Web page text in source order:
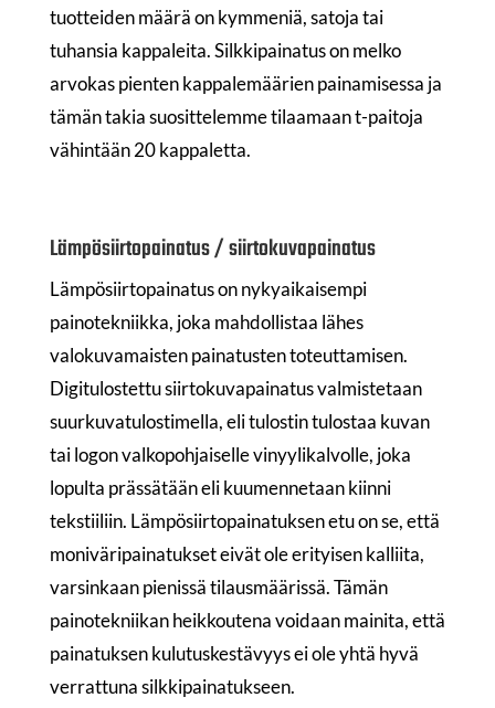
tuotteiden määrä on kymmeniä, satoja tai
tuhansia kappaleita. Silkkipainatus on melko
arvokas pienten kappalemäärien painamisessa ja
tämän takia suosittelemme tilaamaan t-paitoja
vähintään 20 kappaletta.
Lämpösiirtopainatus / siirtokuvapainatus
Lämpösiirtopainatus on nykyaikaisempi
painotekniikka, joka mahdollistaa lähes
valokuvamaisten painatusten toteuttamisen.
Digitulostettu siirtokuvapainatus valmistetaan
suurkuvatulostimella, eli tulostin tulostaa kuvan
tai logon valkopohjaiselle vinyylikalvolle, joka
lopulta prässätään eli kuumennetaan kiinni
tekstiiliin. Lämpösiirtopainatuksen etu on se, että
moniväripainatukset eivät ole erityisen kalliita,
varsinkaan pienissä tilausmäärissä. Tämän
painotekniikan heikkoutena voidaan mainita, että
painatuksen kulutuskestävyys ei ole yhtä hyvä
verrattuna silkkipainatukseen.